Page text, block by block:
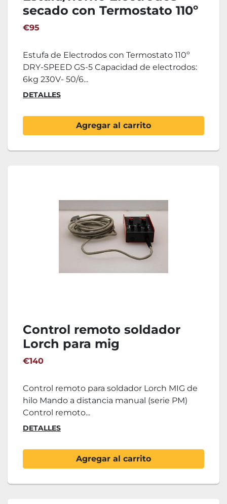
secado con Termostato 110º
DRY-SPEED GS-5
€95
Estufa de Electrodos con Termostato 110º
DRY-SPEED GS-5 Capacidad de electrodos:
6kg 230V- 50/6...
DETALLES
Agregar al carrito
Control remoto soldador
Lorch para mig
€140
Control remoto para soldador Lorch MIG de
hilo Mando a distancia manual (serie PM)
Control remoto...
DETALLES
Agregar al carrito